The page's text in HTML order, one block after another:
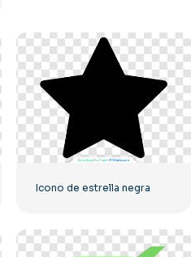
Icono de estrella negra